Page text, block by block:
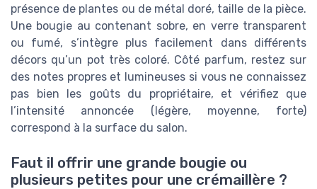
présence de plantes ou de métal doré, taille de la pièce.
Une bougie au contenant sobre, en verre transparent
ou fumé, s’intègre plus facilement dans différents
décors qu’un pot très coloré. Côté parfum, restez sur
des notes propres et lumineuses si vous ne connaissez
pas bien les goûts du propriétaire, et vérifiez que
l’intensité annoncée (légère, moyenne, forte)
correspond à la surface du salon.
Faut il offrir une grande bougie ou
plusieurs petites pour une crémaillère ?